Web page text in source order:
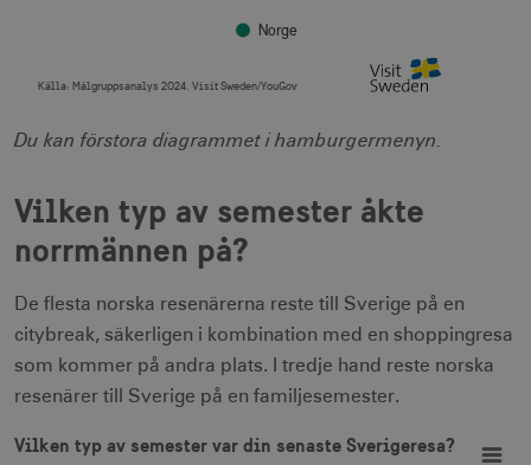
Norge
Källa:Målgruppsanalys 2024. Visit Sweden/YouGov
Du kan förstora diagrammet i hamburgermenyn.
Vilken typ av semester åkte
norrmännen på?
De flesta norska resenärerna reste till Sverige på en
citybreak, säkerligen i kombination med en shoppingresa
som kommer på andra plats. I tredje hand reste norska
resenärer till Sverige på en familjesemester.
Vilken typ av semester var din senaste Sverigeresa?
Bar chart with 2 data series.
View as data table, Vilken typ av semester var din senaste Sverigeresa?